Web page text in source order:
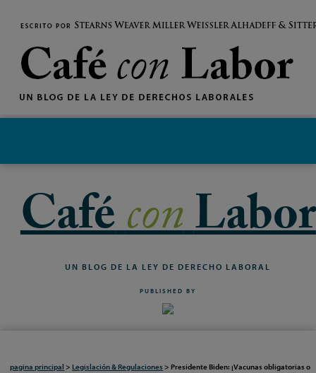
CaféconLabor
UN BLOG DE LA LEY DE DERECHO LABORAL
PUBLISHED BY
pagina principal >Legislación & Regulaciones >Presidente Biden: ¡Vacunas obligatorias o